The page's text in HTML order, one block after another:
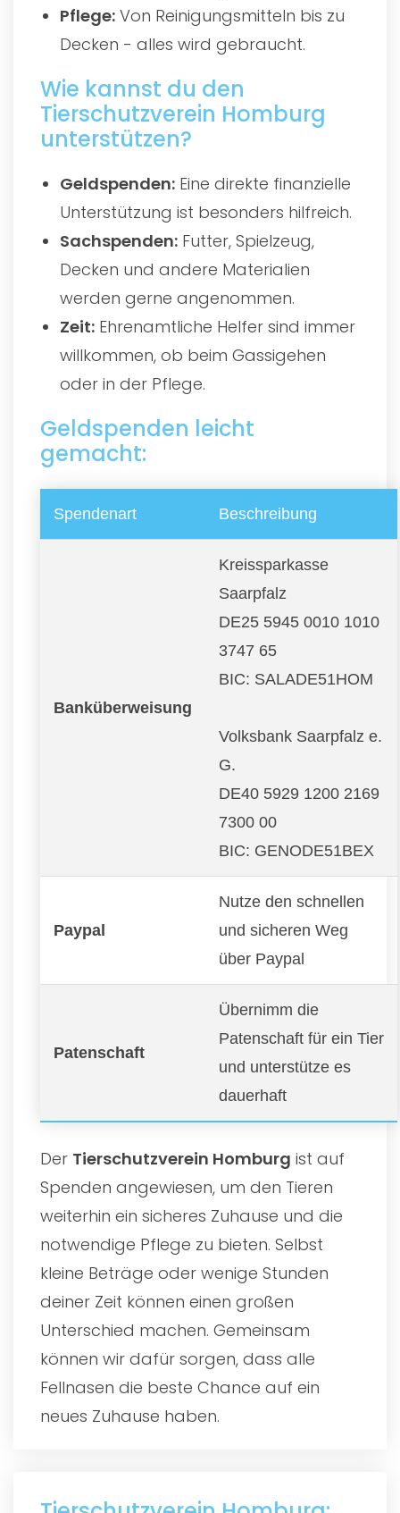
Pflege: Von Reinigungsmitteln bis zu
Decken - alles wird gebraucht.
Wie kannst du den
Tierschutzverein Homburg
unterstützen?
Geldspenden: Eine direkte finanzielle
Unterstützung ist besonders hilfreich.
Sachspenden: Futter, Spielzeug,
Decken und andere Materialien
werden gerne angenommen.
Zeit: Ehrenamtliche Helfer sind immer
willkommen, ob beim Gassigehen
oder in der Pflege.
Geldspenden leicht
gemacht:
Spendenart Beschreibung
Banküberweisung
Kreissparkasse
Saarpfalz
DE25 5945 0010 1010
3747 65
BIC: SALADE51HOM
Volksbank Saarpfalz e.
G.
DE40 5929 1200 2169
7300 00
BIC: GENODE51BEX
Paypal
Nutze den schnellen
und sicheren Weg
über Paypal
Patenschaft
Übernimm die
Patenschaft für ein Tier
und unterstütze es
dauerhaft
Der Tierschutzverein Homburg ist auf
Spenden angewiesen, um den Tieren
weiterhin ein sicheres Zuhause und die
notwendige Pflege zu bieten. Selbst
kleine Beträge oder wenige Stunden
deiner Zeit können einen großen
Unterschied machen. Gemeinsam
können wir dafür sorgen, dass alle
Fellnasen die beste Chance auf ein
neues Zuhause haben.